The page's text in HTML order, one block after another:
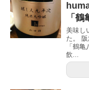
「
美味し
た。
「鶴
飲...